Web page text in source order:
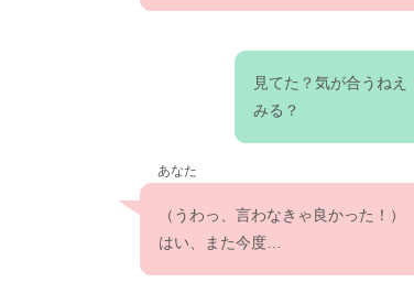
見てた？気が合うねえ
みる？
あなた
（うわっ、言わなきゃ良かった！）
はい、また今度…